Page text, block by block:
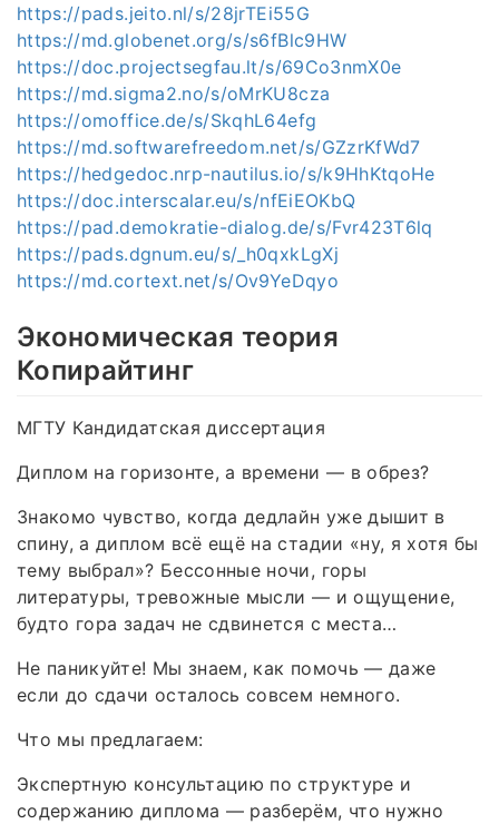
https://pads.jeito.nl/s/28jrTEi55G
https://md.globenet.org/s/s6fBlc9HW
https://doc.projectsegfau.lt/s/69Co3nmX0e
https://md.sigma2.no/s/oMrKU8cza
https://omoffice.de/s/SkqhL64efg
https://md.softwarefreedom.net/s/GZzrKfWd7
https://hedgedoc.nrp-nautilus.io/s/k9HhKtqoHe
https://doc.interscalar.eu/s/nfEiEOKbQ
https://pad.demokratie-dialog.de/s/Fvr423T6lq
https://pads.dgnum.eu/s/_h0qxkLgXj
https://md.cortext.net/s/Ov9YeDqyo
Экономическая теория
Копирайтинг
МГТУ Кандидатская диссертация
Диплом на горизонте, а времени — в обрез?
Знакомо чувство, когда дедлайн уже дышит в
спину, а диплом всё ещё на стадии «ну, я хотя бы
тему выбрал»? Бессонные ночи, горы
литературы, тревожные мысли — и ощущение,
будто гора задач не сдвинется с места…
Не паникуйте! Мы знаем, как помочь — даже
если до сдачи осталось совсем немного.
Что мы предлагаем:
Экспертную консультацию по структуре и
содержанию диплома — разберём, что нужно